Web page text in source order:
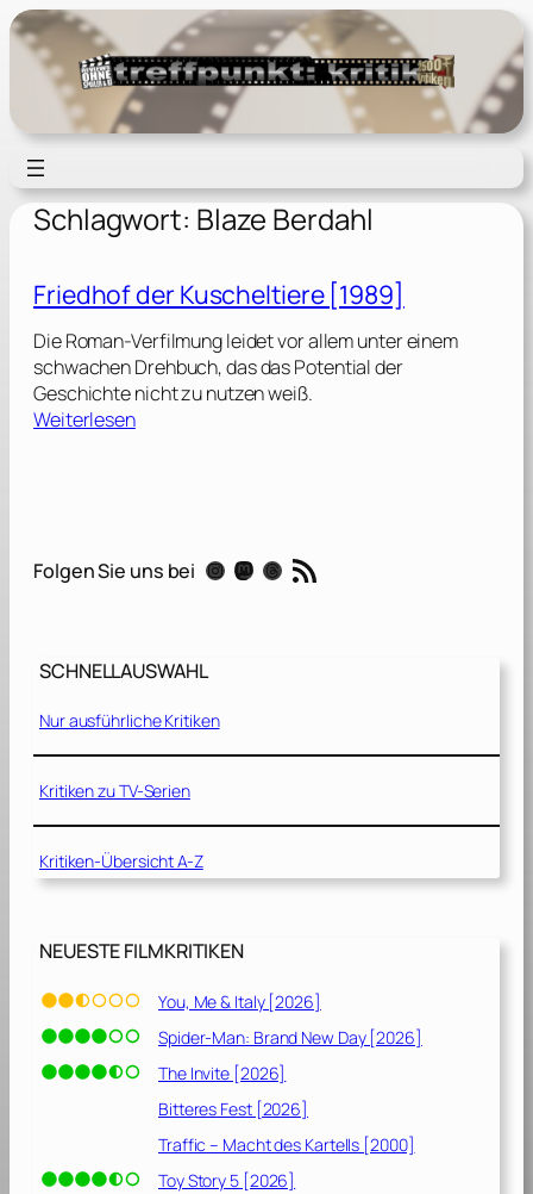
Zum
Inhalt
springen
Schlagwort: Blaze Berdahl
Friedhof der Kuscheltiere [1989]
Die Roman-Verfilmung leidet vor allem unter einem
schwachen Drehbuch, das das Potential der
Geschichte nicht zu nutzen weiß.
Weiterlesen:
h
e
K
u
s
e
l
i
r
[
1
]
Folgen Sie uns bei Instagram Mastodon Threads RSS-Feed
SCHNELLAUSWAHL
Nur ausführliche Kritiken
Kritiken zu TV-Serien
Kritiken-Übersicht A-Z
NEUESTE FILMKRITIKEN
You, Me & Italy [2026]
Spider-Man: Brand New Day [2026]
The Invite [2026]
Bitteres Fest [2026]
Traffic – Macht des Kartells [2000]
Toy Story 5 [2026]